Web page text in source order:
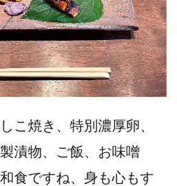
こ焼き、特別濃厚卵、
漬物、ご飯、お味噌
食ですね、身も心もす